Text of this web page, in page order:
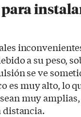
para
a su peso,
se ve
es muy alto, lo
muy
distancia.